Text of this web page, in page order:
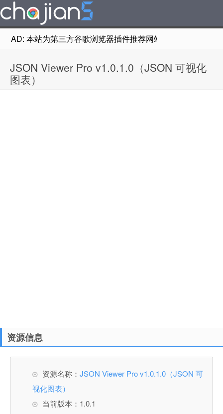
AD: 本站为第三方谷歌浏览器插件推荐网站，非Google
JSON Viewer Pro v1.0.1.0（JSON 可视化
图表）
资源信息
资源名称： JSON Viewer Pro v1.0.1.0（JSON 可
视化图表）
当前版本：1.0.1